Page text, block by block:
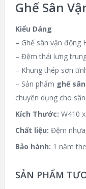
Ghế Sân
Kiểu Dáng
– Ghế sân vận động
– Đệm thái lưng
– Khung thép sơn
– Sản phẩm ghế
chuyên dụng cho
Kích Thước: W410
Chất liệu: Đệm
Bảo hành: 1 năm
SẢN PHẨM